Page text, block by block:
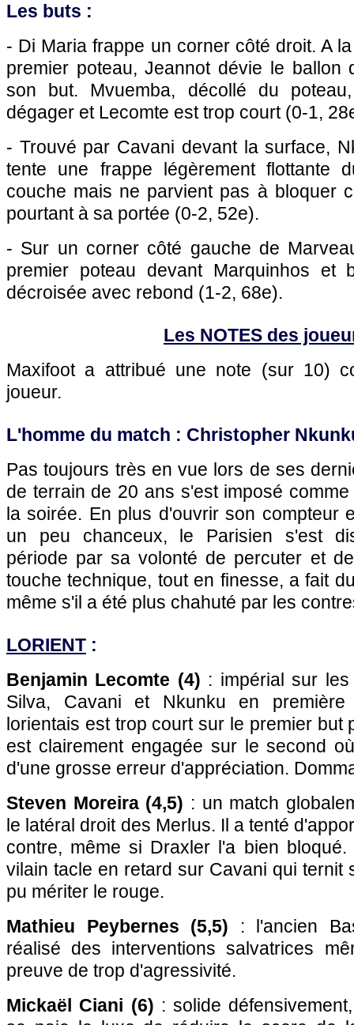
Les buts :
- Di Maria frappe un corner côté droit. A
premier poteau, Jeannot dévie le ballon
son but. Mvuemba, décollé du
dégager et Lecomte est trop court (0-1,
- Trouvé par Cavani devant la surface,
tente une frappe légèrement flottante
couche mais ne parvient pas à bloquer
pourtant à sa portée (0-2, 52e).
- Sur un corner côté gauche de
premier poteau devant Marquinhos et
décroisée avec rebond (1-2, 68e).
Les NOTES des
Maxifoot a attribué une note (sur 10)
joueur.
L'homme du match : Christopher
Pas toujours très en vue lors de ses
de terrain de 20 ans s'est imposé
la soirée. En plus d'ouvrir son compteur
un peu chanceux, le Parisien s'est
période par sa volonté de percuter et
touche technique, tout en finesse, a fait
même s'il a été plus chahuté par les
LORIENT :
Benjamin Lecomte (4) : impérial sur
Silva, Cavani et Nkunku en
lorientais est trop court sur le premier but
est clairement engagée sur le second
d'une grosse erreur d'appréciation.
Steven Moreira (4,5) : un match
le latéral droit des Merlus. Il a tenté
contre, même si Draxler l'a bien bloqué.
vilain tacle en retard sur Cavani qui ternit
pu mériter le rouge.
Mathieu Peybernes (5,5) : l'ancien
réalisé des interventions salvatrices
preuve de trop d'agressivité.
Mickaël Ciani (6) : solide